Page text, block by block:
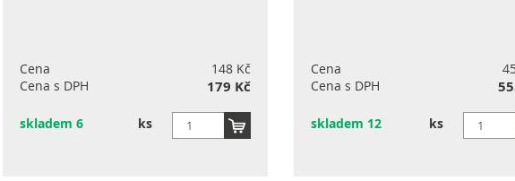
Cena
148 Kč
Cena s DPH
179 Kč
skladem 6 ks
Cena
Cena s DPH
skladem 12 ks